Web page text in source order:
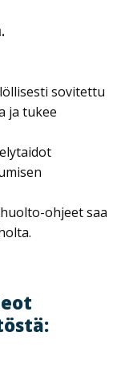
sovitettu
ja tukee
ohjeet saa